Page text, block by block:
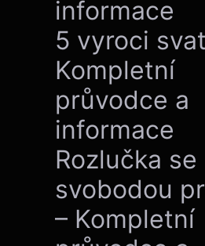
informace
5 vyroci
Kompletní
průvodce a
informace
Rozlučka se
svobodou
– Kompletní